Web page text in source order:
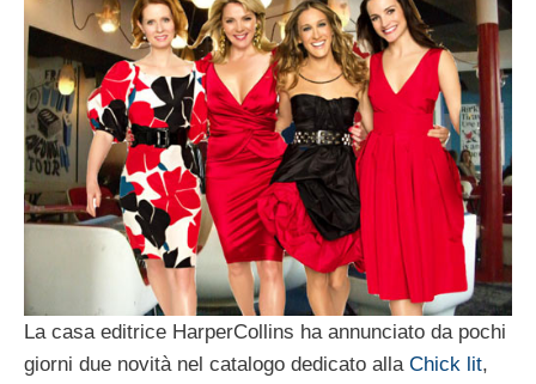
La casa editrice HarperCollins ha annunciato da pochi
giorni due novità nel catalogo dedicato alla Chick lit,